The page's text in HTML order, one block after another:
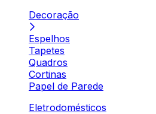
Decoração
Espelhos
Tapetes
Quadros
Cortinas
Papel de Parede
Eletrodomésticos